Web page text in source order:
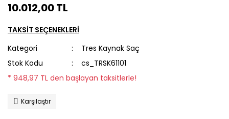
10.012,00 TL
TAKSİT SEÇENEKLERİ
Kategori
Tres Kaynak Saç
Stok Kodu
cs_TRSK61101
* 948,97 TL den başlayan taksitlerle!
Karşılaştır